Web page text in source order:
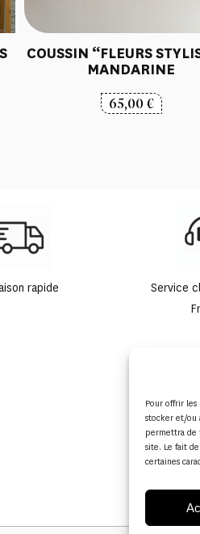
Pour offrir
stocker et/ou
permettra de
site. Le fait
certaines
COUSSIN “FLEURS
MANDARINE
65,00€
rapide
Service